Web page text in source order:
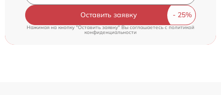
Оставить заявку
Нажимая на кнопку "Оставить заявку" Вы соглашаетесь c политикой
конфиденциальности